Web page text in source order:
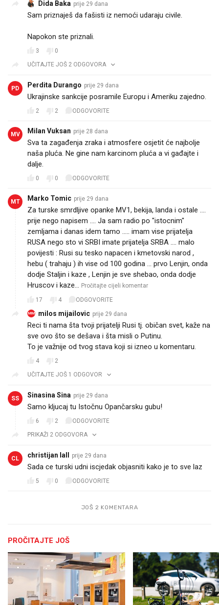
Dida Baka prije 29 dana
Sam priznaješ da fašisti iz nemoći udaraju civile.
Napokon ste priznali.
3
0
UČITAJTE JOŠ 2 ODGOVORA
PD Perdita Durango prije 29 dana
Ukrajinske sankcije posramile Europu i Ameriku zajedno.
2 2 ODGOVORITE
MV Milan Vuksan prije 28 dana
Sva ta zagađenja zraka i atmosfere osjetit će najbolje
naša pluća. Ne gine nam karcinom pluća a vi gađajte i
dalje.
0 0 ODGOVORITE
MT Marko Tomic prije 29 dana
Za turske smrdljive opanke MV1, bekija, landa i ostale ....
prije nego napisem .... Ja sam radio po "istocnim"
zemljama i danas idem tamo ..... imam vise prijatelja
RUSA nego sto vi SRBI imate prijatelja SRBA .... malo
povijesti : Rusi su tesko napacen i kmetovski narod ,
hebu ( trahaju ) ih vise od 100 godina ... prvo Lenjin, onda
dodje Staljin i kaze , Lenjin je sve shebao, onda dodje
Hruscov i kaze… Pročitajte cijeli komentar
17 4 ODGOVORITE
MM milos mijailovic prije 29 dana
Reci ti nama šta tvoji prijatelji Rusi tj. običan svet, kaže na
sve ovo što se dešava i šta misli o Putinu.
To je važnije od tvog stava koji si izneo u komentaru.
4
2
UČITAJTE JOŠ 1 ODGOVOR
SS Sinasina Sina prije 29 dana
Samo kljucaj tu Istočnu Opančarsku gubu!
6 2
ODGOVORITE
PRIKAŽI 2 ODGOVORA
CL christijan lall prije 29 dana
Sada ce turski udni iscjedak objasniti kako je to sve laz
5 0 ODGOVORITE
JOŠ 2 KOMENTARA
PROČITAJTE JOŠ